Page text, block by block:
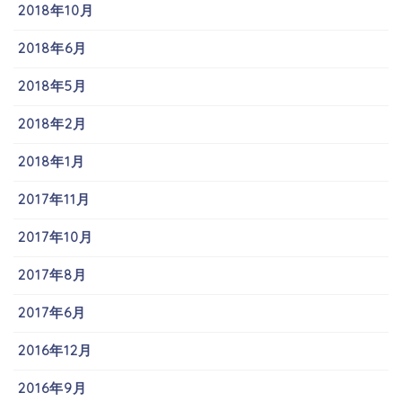
2018年10月
2018年6月
2018年5月
2018年2月
2018年1月
2017年11月
2017年10月
2017年8月
2017年6月
2016年12月
2016年9月